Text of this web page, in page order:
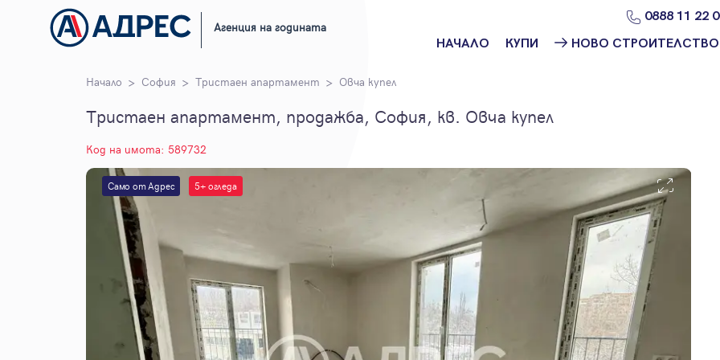
Агенция на годината
0888 11 22
НАЧАЛО КУПИ
Защо да купя
НОВО СТРОИТЕЛСТВО
Ново
строителство
Пловдив
строителство
Бургас
Проекти ново
строителство
Начало София Тристаен апартамент Овча купел
Тристаен апартамент, продажба, София, кв. Овча купел
Код на имота: 589732
Само от Адрес 5+ огледа